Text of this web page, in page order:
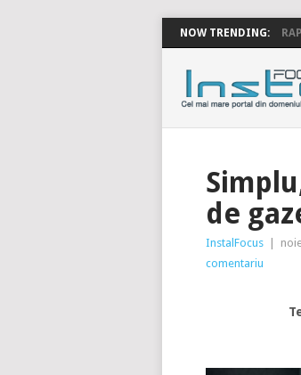
NOW TRENDING:
de
InstalFocus
comentariu